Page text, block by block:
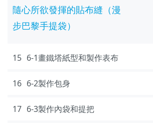
隨心所欲發揮的貼布縫（漫
步巴黎手提袋）
15 6-1畫鐵塔紙型和製作表布
16 6-2製作包身
17 6-3製作內袋和提把